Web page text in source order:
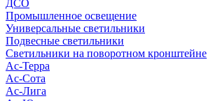
ДСО
Промышленное освещение
Универсальные светильники
Подвесные светильники
Светильники на поворотном кронштейне
Ас-Терра
Ас-Сота
Ас-Лига